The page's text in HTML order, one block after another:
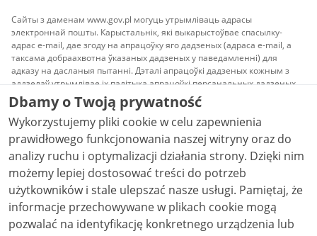
Сайты з даменам www.gov.pl могуць утрымліваць адрасы
электроннай пошты. Карыстальнік, які выкарыстоўвае спасылку-
адрас e-mail, дае згоду на апрацоўку яго дадзеных (адраса e-mail, а
таксама добраахвотна ўказаных дадзеных у паведамленні) для
адказу на дасланыя пытанні. Дэталі апрацоўкі дадзеных кожным з
аддзелаў утрымлівае іх палітыка апрацоўкі персанальных дадзеных.
Увесь інфармацыйны змест сайта даступны па
ліцэнзііПрызнанне аўтарства 3.0 Польшча
ўстаноўлена іншае.
Dbamy o Twoją prywatność
Wykorzystujemy pliki cookie w celu zapewnienia
prawidłowego funkcjonowania naszej witryny oraz do
analizy ruchu i optymalizacji działania strony. Dzięki nim
możemy lepiej dostosować treści do potrzeb
użytkowników i stale ulepszać nasze usługi. Pamiętaj, że
informacje przechowywane w plikach cookie mogą
pozwalać na identyfikację konkretnego urządzenia lub